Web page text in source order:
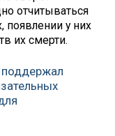
отчитываться
появлении у них
их смерти.
поддержал